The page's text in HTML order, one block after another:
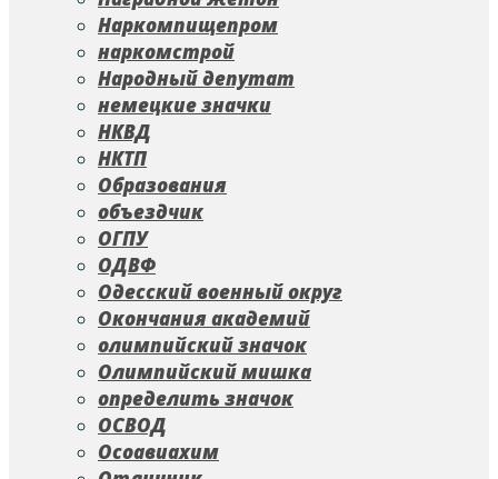
Наркомпищепром
наркомстрой
Народный депутат
немецкие значки
НКВД
НКТП
Образования
объездчик
ОГПУ
ОДВФ
Одесский военный округ
Окончания академий
олимпийский значок
Олимпийский мишка
определить значок
ОСВОД
Осоавиахим